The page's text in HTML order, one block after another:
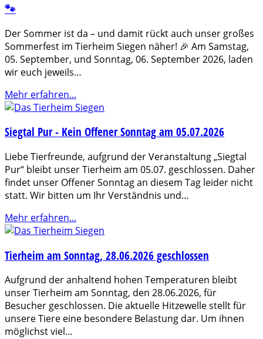
🐾
Der Sommer ist da – und damit rückt auch unser großes
Sommerfest im Tierheim Siegen näher! 🎉 Am Samstag,
05. September, und Sonntag, 06. September 2026, laden
wir euch jeweils…
Mehr erfahren...
Siegtal Pur - Kein Offener Sonntag am 05.07.2026
Liebe Tierfreunde, aufgrund der Veranstaltung „Siegtal
Pur“ bleibt unser Tierheim am 05.07. geschlossen. Daher
findet unser Offener Sonntag an diesem Tag leider nicht
statt. Wir bitten um Ihr Verständnis und…
Mehr erfahren...
Tierheim am Sonntag, 28.06.2026 geschlossen
Aufgrund der anhaltend hohen Temperaturen bleibt
unser Tierheim am Sonntag, den 28.06.2026, für
Besucher geschlossen. Die aktuelle Hitzewelle stellt für
unsere Tiere eine besondere Belastung dar. Um ihnen
möglichst viel…